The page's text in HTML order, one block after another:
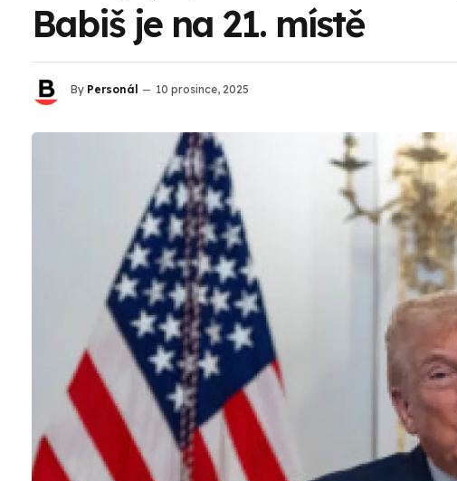
Babiš je na 21. místě
By Personál 10 prosince, 2025